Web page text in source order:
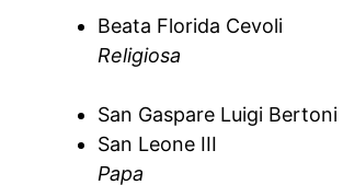
Beata Florida Cevoli
Religiosa
San Gaspare Luigi Bertoni
San Leone III
Papa